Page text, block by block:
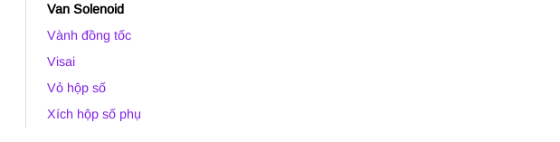
Van Solenoid
Vành đồng tốc
Visai
Vỏ hộp số
Xích hộp số phụ